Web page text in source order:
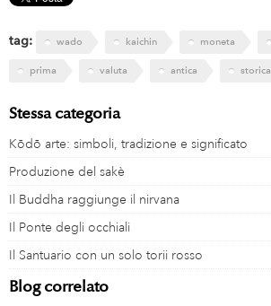
tag: wado kaichin moneta
prima valuta antica storica
Stessa categoria
Kōdō arte: simboli, tradizione e significato
Produzione del sakè
Il Buddha raggiunge il nirvana
Il Ponte degli occhiali
Il Santuario con un solo torii rosso
Blog correlato